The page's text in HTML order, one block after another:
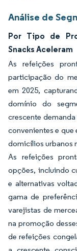
Análise de
Por Tipo de
Snacks Aceleram
As refeições
participação do
em 2025,
domínio do
crescente
convenientes e
domicílios urbanos
As refeições
opções, incluindo
e alternativas
gama de
varejistas de
na promoção
de refeições